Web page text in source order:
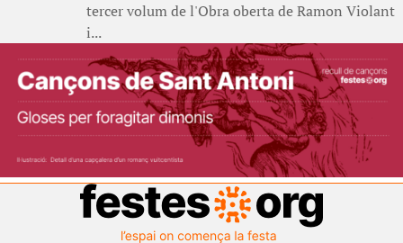
tercer volum de l'Obra oberta de Ramon Violant
i...